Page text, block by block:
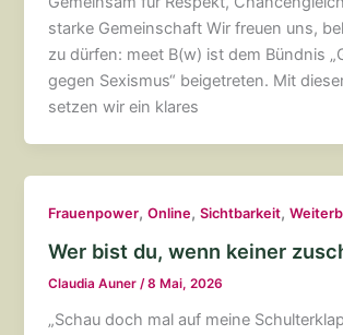
starke Gemeinschaft Wir freuen uns,
zu dürfen: meet B(w) ist dem Bündnis
gegen Sexismus“ beigetreten. Mit
setzen wir ein klares
Frauenpower,Online,Sichtbarkeit,
Wer bist du, wenn keiner
Claudia Auner/8 Mai, 2026
„Schau doch mal auf meine